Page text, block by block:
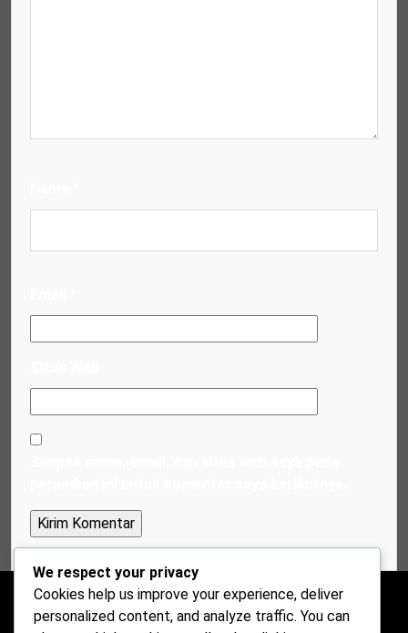
We respect your privacy
Cookies help us improve your experience, deliver
personalized content, and analyze traffic. You can